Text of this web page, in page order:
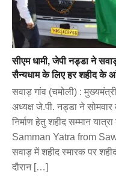
सीएम धामी, जेपी नड्डा ने
सैन्यधाम के लिए हर शहीद के
सवाड़ गांव (चमोली) :
अध्यक्ष जे.पी. नड्डा ने
निर्माण हेतु शहीद सम्मान
Samman Yatra from
सवाड़ में शहीद स्मारक पर
दौरान […]